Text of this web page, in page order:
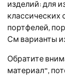
изделий: для
классических
портфелей,
См варианты
Обратите
материал",